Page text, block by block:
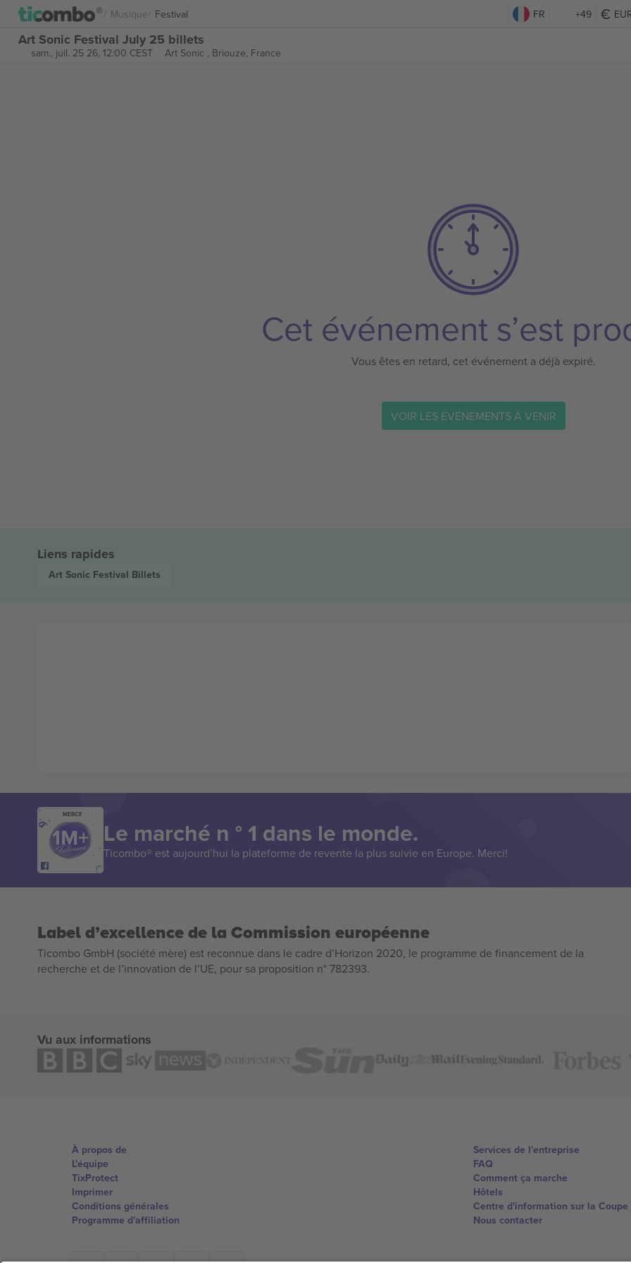
Musique Festival FR +49
Art Sonic Festival July 25 billets
sam., juil. 25 26, 12:00 CEST Art Sonic , Briouze, France
Cet événement s’est
Vous êtes en retard, cet événement a déjà expiré.
VOIR LES ÉVÉNEMENTS À VENIR
Liens rapides
Art Sonic Festival Billets
MERCI!
Le marché n ° 1 dans le monde.
Ticombo® est aujourd’hui la plateforme de revente la plus suivie en Europe. Merci!
Label d’excellence de la Commission européenne
Ticombo GmbH (société mère) est reconnue dans le cadre d’Horizon 2020, le programme de financement de la
recherche et de l’innovation de l’UE, pour sa proposition n° 782393.
Vu aux informations
À propos de
L'équipe
TixProtect
Imprimer
Conditions générales
Programme d'affiliation
Services de l'entreprise
FAQ
Comment ça marche
Hôtels
Centre d'information sur la Coupe
Nous contacter